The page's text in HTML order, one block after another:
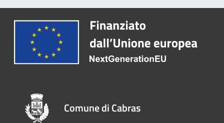
Comune di Cabras